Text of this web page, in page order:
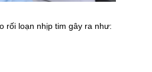
rối loạn nhịp tim gây ra như: